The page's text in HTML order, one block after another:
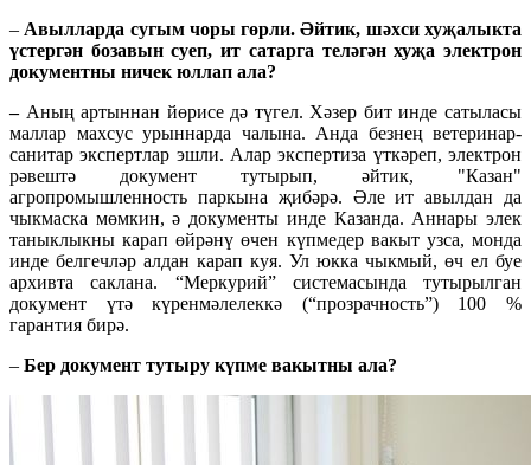
– Авылларда сугым чоры гөрли. Әйтик, шәхси хуҗалыкта
үстергән бозавын суеп, ит сатарга теләгән хуҗа электрон
документны ничек юллап ала?
– Аның артыннан йөрисе дә түгел. Хәзер бит инде сатыласы
маллар махсус урыннарда чалына. Анда безнең ветеринар-
санитар экспертлар эшли. Алар экспертиза үткәреп, электрон
рәвештә документ тутырып, әйтик, "Казан"
агропромышленность паркына җибәрә. Әле ит авылдан да
чыкмаска мөмкин, ә документы инде Казанда. Аннары элек
таныклыкны карап өйрәнү өчен күпмедер вакыт узса, монда
инде белгечләр алдан карап куя. Ул юкка чыкмый, өч ел буе
архивта саклана. “Меркурий” системасында тутырылган
документ үтә күренмәлелеккә (“прозрачность”) 100 %
гарантия бирә.
– Бер документ тутыру күпме вакытны ала?